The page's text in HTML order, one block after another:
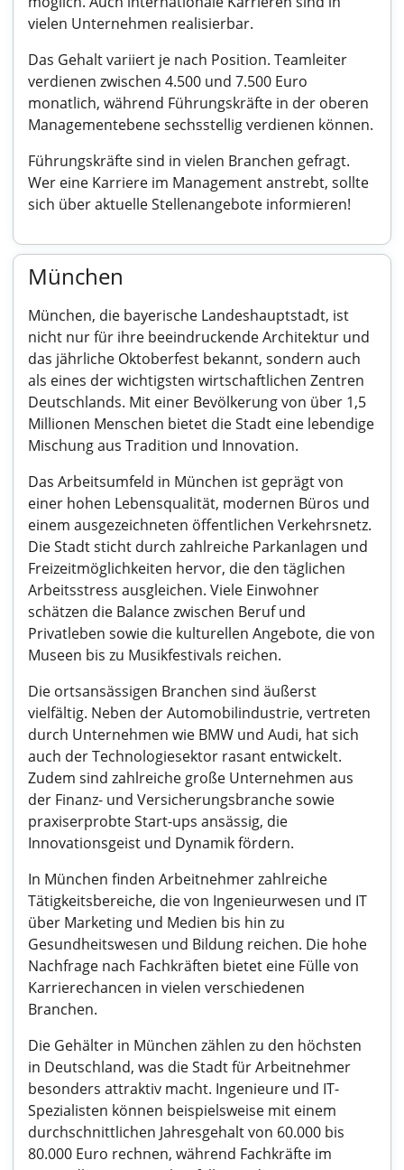
vielen Unternehmen realisierbar.
Das Gehalt variiert je nach Position. Teamleiter
verdienen zwischen 4.500 und 7.500 Euro
monatlich, während Führungskräfte in der oberen
Managementebene sechsstellig verdienen können.
Führungskräfte sind in vielen Branchen gefragt.
Wer eine Karriere im Management anstrebt, sollte
sich über aktuelle Stellenangebote informieren!
München
München, die bayerische Landeshauptstadt, ist
nicht nur für ihre beeindruckende Architektur und
das jährliche Oktoberfest bekannt, sondern auch
als eines der wichtigsten wirtschaftlichen Zentren
Deutschlands. Mit einer Bevölkerung von über 1,5
Millionen Menschen bietet die Stadt eine lebendige
Mischung aus Tradition und Innovation.
Das Arbeitsumfeld in München ist geprägt von
einer hohen Lebensqualität, modernen Büros und
einem ausgezeichneten öffentlichen Verkehrsnetz.
Die Stadt sticht durch zahlreiche Parkanlagen und
Freizeitmöglichkeiten hervor, die den täglichen
Arbeitsstress ausgleichen. Viele Einwohner
schätzen die Balance zwischen Beruf und
Privatleben sowie die kulturellen Angebote, die von
Museen bis zu Musikfestivals reichen.
Die ortsansässigen Branchen sind äußerst
vielfältig. Neben der Automobilindustrie, vertreten
durch Unternehmen wie BMW und Audi, hat sich
auch der Technologiesektor rasant entwickelt.
Zudem sind zahlreiche große Unternehmen aus
der Finanz- und Versicherungsbranche sowie
praxiserprobte Start-ups ansässig, die
Innovationsgeist und Dynamik fördern.
In München finden Arbeitnehmer zahlreiche
Tätigkeitsbereiche, die von Ingenieurwesen und IT
über Marketing und Medien bis hin zu
Gesundheitswesen und Bildung reichen. Die hohe
Nachfrage nach Fachkräften bietet eine Fülle von
Karrierechancen in vielen verschiedenen
Branchen.
Die Gehälter in München zählen zu den höchsten
in Deutschland, was die Stadt für Arbeitnehmer
besonders attraktiv macht. Ingenieure und IT-
Spezialisten können beispielsweise mit einem
durchschnittlichen Jahresgehalt von 60.000 bis
80.000 Euro rechnen, während Fachkräfte im